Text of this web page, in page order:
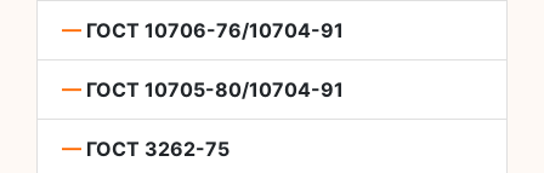
— ГОСТ 10706-76/10704-91
— ГОСТ 10705-80/10704-91
— ГОСТ 3262-75